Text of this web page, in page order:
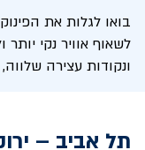
בואו לגלות את
לשאוף אוויר נקי
ונקודות עצירה
תל אביב –